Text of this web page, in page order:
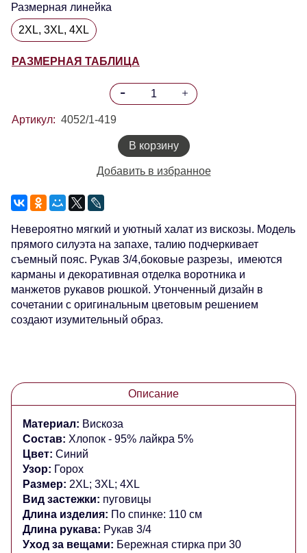
Размерная линейка
2XL, 3XL, 4XL
РАЗМЕРНАЯ ТАБЛИЦА
Артикул: 4052/1-419
В корзину
Добавить в избранное
Невероятно мягкий и уютный халат из вискозы. Модель
прямого силуэта на запахе, талию подчеркивает
съемный пояс. Рукав 3/4,боковые разрезы, имеются
карманы и декоративная отделка воротника и
манжетов рукавов рюшкой. Утонченный дизайн в
сочетании с оригинальным цветовым решением
создают изумительный образ.
Описание
Материал: Вискоза
Состав: Хлопок - 95% лайкра 5%
Цвет: Синий
Узор: Горох
Размер: 2XL; 3XL; 4XL
Вид застежки: пуговицы
Длина изделия: По спинке: 110 см
Длина рукава: Рукав 3/4
Уход за вещами: Бережная стирка при 30